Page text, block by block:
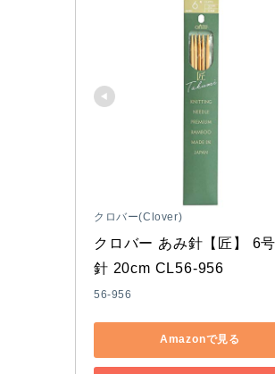
クロバー(Clover)
クロバー あみ針【匠】 6
針 20cm CL56-956
56-956
Amazonで見る